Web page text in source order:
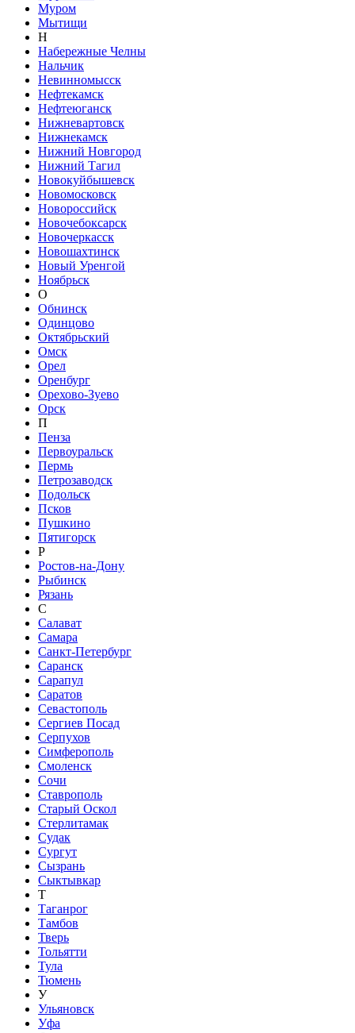
Муром
Мытищи
Н
Набережные Челны
Нальчик
Невинномысск
Нефтекамск
Нефтеюганск
Нижневартовск
Нижнекамск
Нижний Новгород
Нижний Тагил
Новокуйбышевск
Новомосковск
Новороссийск
Новочебоксарск
Новочеркасск
Новошахтинск
Новый Уренгой
Ноябрьск
О
Обнинск
Одинцово
Октябрьский
Омск
Орел
Оренбург
Орехово-Зуево
Орск
П
Пенза
Первоуральск
Пермь
Петрозаводск
Подольск
Псков
Пушкино
Пятигорск
Р
Ростов-на-Дону
Рыбинск
Рязань
С
Салават
Самара
Санкт-Петербург
Саранск
Сарапул
Саратов
Севастополь
Сергиев Посад
Серпухов
Симферополь
Смоленск
Сочи
Ставрополь
Старый Оскол
Стерлитамак
Судак
Сургут
Сызрань
Сыктывкар
Т
Таганрог
Тамбов
Тверь
Тольятти
Тула
Тюмень
У
Ульяновск
Уфа